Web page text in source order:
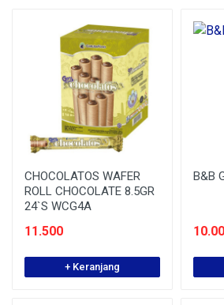
CHOCOLATOS WAFER
ROLL CHOCOLATE 8.5GR
24`S WCG4A
11.500
+ Keranjang
B&B